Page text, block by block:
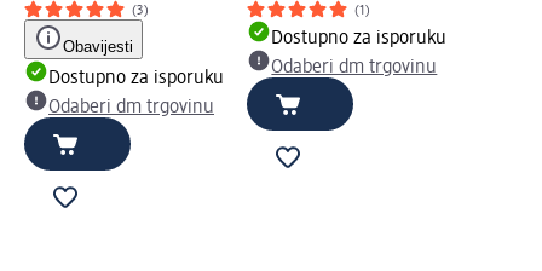
(3)
Obavijesti
Dostupno za isporuku
Odaberi dm trgovinu
(1)
Dostupno za isporuku
Odaberi dm trgovinu